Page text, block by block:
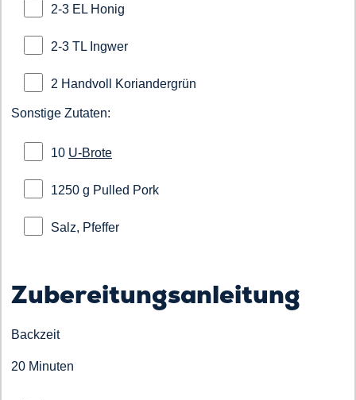
2-3 EL Honig
2-3 TL Ingwer
2 Handvoll Koriandergrün
Sonstige Zutaten:
10 U-Brote
1250 g Pulled Pork
Salz, Pfeffer
Zubereitungsanleitung
Backzeit
20 Minuten